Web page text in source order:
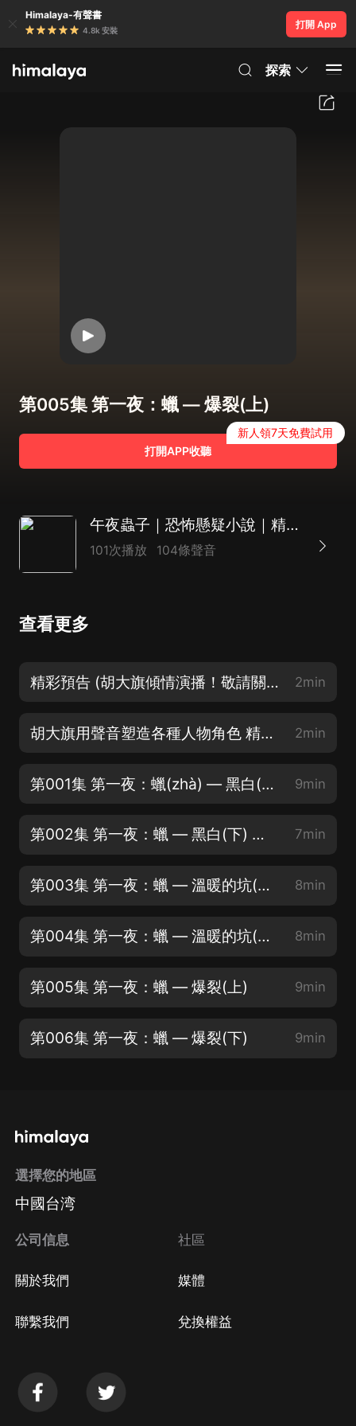
Himalaya-有聲書
4.8k 安裝
打開 App
探索
第005集 第一夜：蠟 — 爆裂(上)
打開APP收聽
新人領7天免費試用
午夜蟲子｜恐怖懸疑小說｜精品雙播｜暢聽
101次播放 104條聲音
查看更多
精彩預告 (胡大旗傾情演播！敬請關注主播！訂閱專輯 ！) 2min
胡大旗用聲音塑造各種人物角色 精彩集錦 (關注主播 不迷路) 2min
第001集 第一夜：蠟(zhà) — 黑白(上)（求月票） 9min
第002集 第一夜：蠟 — 黑白(下) （關注主播 不迷路） 7min
第003集 第一夜：蠟 — 溫暖的坑(上) （敬請 訂閱！分享！） 8min
第004集 第一夜：蠟 — 溫暖的坑(下) （評論！ 來一波） 8min
第005集 第一夜：蠟 — 爆裂(上) 9min
第006集 第一夜：蠟 — 爆裂(下) 9min
選擇您的地區
中國台湾
公司信息
關於我們
聯繫我們
社區
媒體
兌換權益